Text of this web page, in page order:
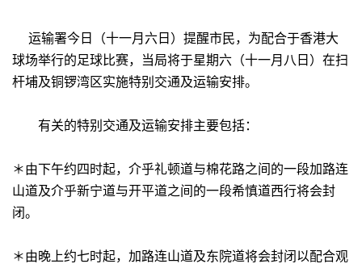
运输署今日（十一月六日）提醒市民，为配合于香港大
球场举行的足球比赛，当局将于星期六（十一月八日）在扫
杆埔及铜锣湾区实施特别交通及运输安排。
有关的特别交通及运输安排主要包括：
＊由下午约四时起，介乎礼顿道与棉花路之间的一段加路连
山道及介乎新宁道与开平道之间的一段希慎道西行将会封
闭。
＊由晚上约七时起，加路连山道及东院道将会封闭以配合观